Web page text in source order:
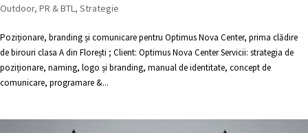
Outdoor, PR & BTL, Strategie
Poziționare, branding și comunicare pentru Optimus Nova Center, prima clădire
de birouri clasa A din Florești ; Client: Optimus Nova Center Servicii: strategia de
poziționare, naming, logo și branding, manual de identitate, concept de
comunicare, programare &...